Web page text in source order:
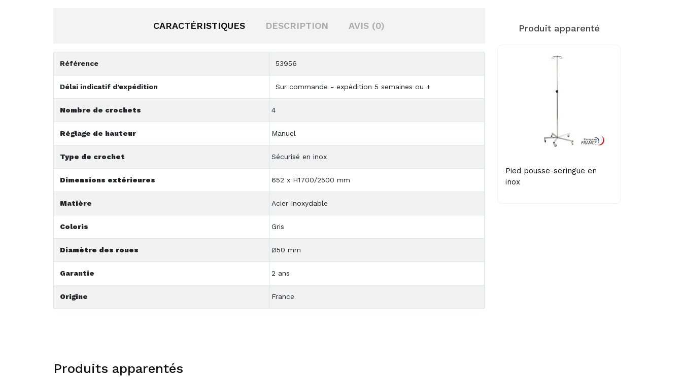
CARACTÉRISTIQUES DESCRIPTION AVIS (0)
Référence 53956
Délai indicatif d’expédition Sur commande - expédition 5 semaines ou +
Nombre de crochets 4
Réglage de hauteur Manuel
Type de crochet Sécurisé en inox
Dimensions extérieures 652 x H1700/2500 mm
Matière Acier Inoxydable
Coloris Gris
Diamètre des roues Ø50 mm
Garantie 2 ans
Origine France
Produit apparenté
Pied pousse-seringue en
inox
Produits apparentés